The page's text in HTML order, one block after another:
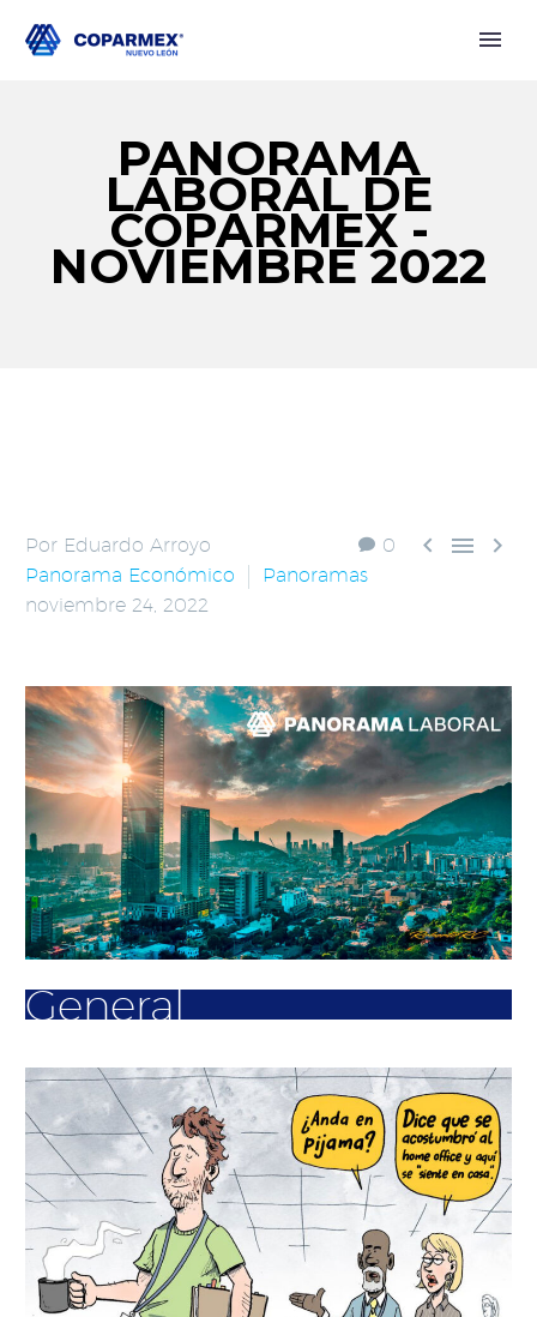
PANORAMA
LABORAL DE
COPARMEX -
NOVIEMBRE 2022
0   
Por Eduardo Arroyo
Panorama Económico
Panoramas
noviembre 24, 2022
General